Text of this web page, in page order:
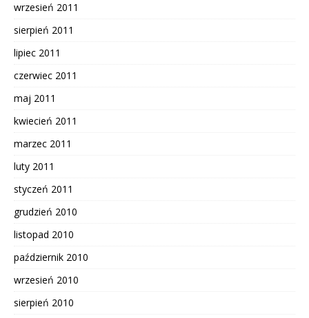
wrzesień 2011
sierpień 2011
lipiec 2011
czerwiec 2011
maj 2011
kwiecień 2011
marzec 2011
luty 2011
styczeń 2011
grudzień 2010
listopad 2010
październik 2010
wrzesień 2010
sierpień 2010